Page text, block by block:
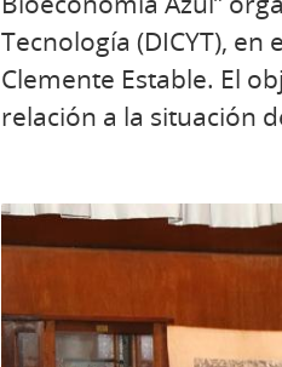
Tecnología (DICYT),
Clemente Estable. El
relación a la situación